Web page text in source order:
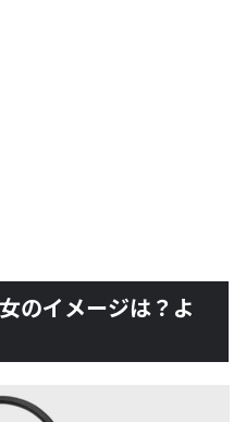
のイメージは？よ